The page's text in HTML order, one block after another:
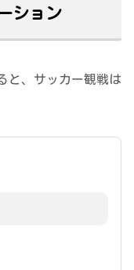
ション
と、サッカー観戦は